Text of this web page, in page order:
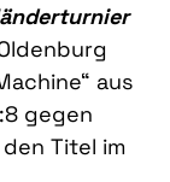
aus
gegen
Titel im